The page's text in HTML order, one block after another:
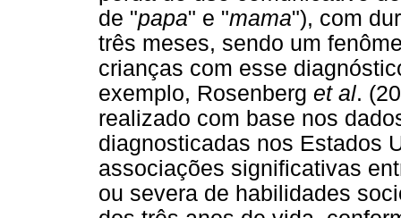
de "papa" e "mama"), com
três meses, sendo um
crianças com esse
exemplo, Rosenberg et al.
realizado com base nos
diagnosticadas nos Estados
associações significativas
ou severa de habilidades